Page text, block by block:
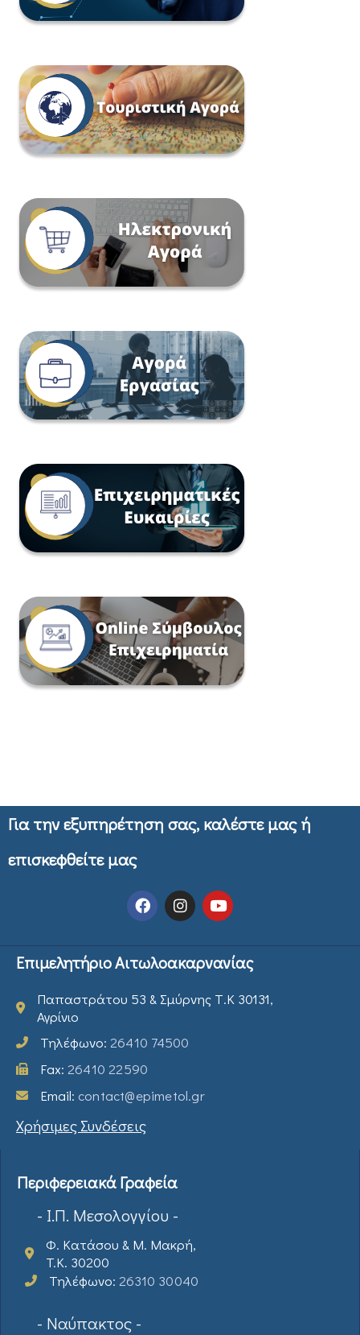
Για την εξυπηρέτηση σας, καλέστε μας ή
επισκεφθείτε μας
Επιμελητήριο Αιτωλοακαρνανίας
Παπαστράτου 53 & Σμύρνης Τ.Κ 30131,
Αγρίνιο
Τηλέφωνο: 26410 74500
Fax: 26410 22590
Email: contact@epimetol.gr
Χρήσιμες Συνδέσεις
Περιφερειακά Γραφεία
- Ι.Π. Μεσολογγίου -
Φ. Κατάσου & Μ. Μακρή,
T.K. 30200
Τηλέφωνο: 26310 30040
- Ναύπακτος -